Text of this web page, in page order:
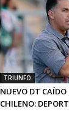
TRIUNFO
NUEVO DT CAÍDO
CHILENO: